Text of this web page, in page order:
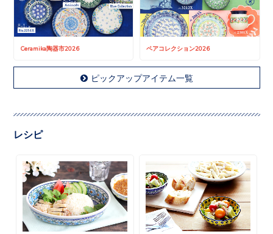
Ceramika陶器市2026 ペアコレクション2026
ピックアップアイテム一覧
レシピ